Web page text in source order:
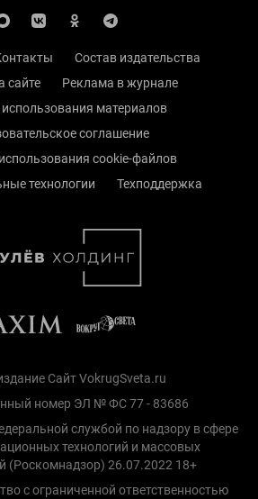
Состав издательства
сайте
Реклама в журнале
материалов
соглашение
cookie-файлов
технологии
Техподдержка
Сайт VokrugSveta.ru
номер ЭЛ № ФС 77 - 83686
службой по надзору в сфере
технологий и массовых
(Роскомнадзор) 26.07.2022 18+
с ограниченной ответственностью